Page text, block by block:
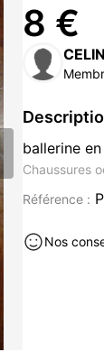
8 €
ballerine
Chaussures
Référence :
Nos